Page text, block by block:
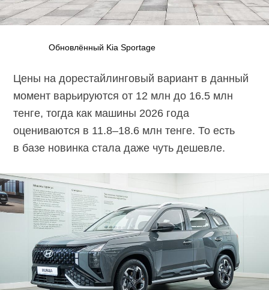
Обновлённый Kia Sportage
Цены на дорестайлинговый вариант в данный
момент варьируются от 12 млн до 16.5 млн
тенге, тогда как машины 2026 года
оцениваются в 11.8–18.6 млн тенге. То есть
в базе новинка стала даже чуть дешевле.